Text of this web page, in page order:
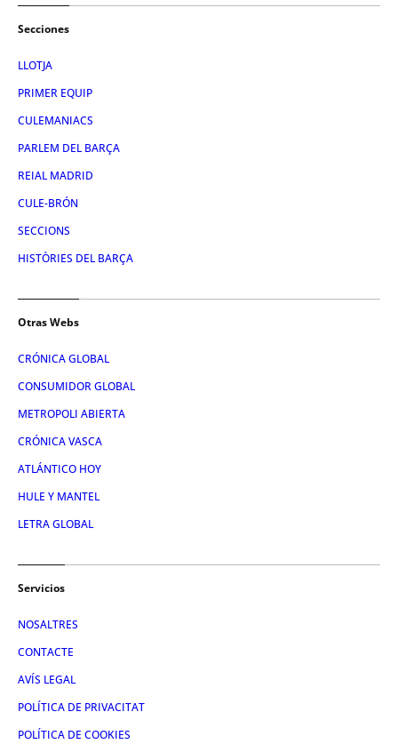
Secciones
LLOTJA
PRIMER EQUIP
CULEMANIACS
PARLEM DEL BARÇA
REIAL MADRID
CULE-BRÓN
SECCIONS
HISTÒRIES DEL BARÇA
Otras Webs
CRÓNICA GLOBAL
CONSUMIDOR GLOBAL
METROPOLI ABIERTA
CRÓNICA VASCA
ATLÁNTICO HOY
HULE Y MANTEL
LETRA GLOBAL
Servicios
NOSALTRES
CONTACTE
AVÍS LEGAL
POLÍTICA DE PRIVACITAT
POLÍTICA DE COOKIES